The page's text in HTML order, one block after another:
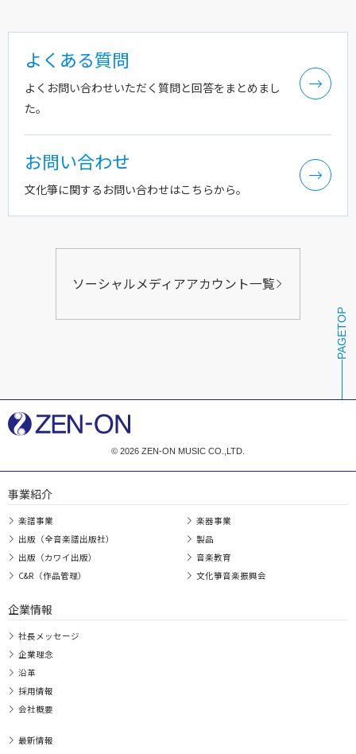
よくある質問
よくお問い合わせいただく質問と回答をまとめまし
た。
お問い合わせ
文化箏に関するお問い合わせはこちらから。
ソーシャルメディアアカウント一覧
PAGETOP
© 2026 ZEN-ON MUSIC CO.,LTD.
事業紹介
楽譜事業
出版（全音楽譜出版社）
出版（カワイ出版）
C&R（作品管理）
楽器事業
製品
音楽教育
文化箏音楽振興会
企業情報
社長メッセージ
企業理念
沿革
採用情報
会社概要
最新情報